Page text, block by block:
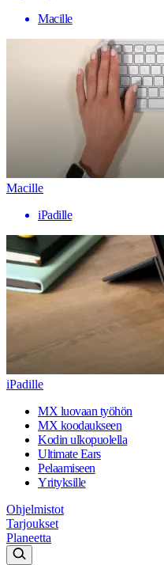
Macille
Macille
iPadille
iPadille
MX luovaan työhön
MX koodaukseen
Kodin ulkopuolella
Ultimate Ears
Pelaamiseen
Yrityksille
Ohjelmistot
Tarjoukset
Planeetta